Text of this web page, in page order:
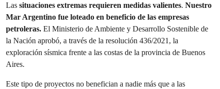
Las situaciones extremas requieren medidas valientes. Nuestro
Mar Argentino fue loteado en beneficio de las empresas
petroleras. El Ministerio de Ambiente y Desarrollo Sostenible de
la Nación aprobó, a través de la resolución 436/2021, la
exploración sísmica frente a las costas de la provincia de Buenos
Aires.
Este tipo de proyectos no benefician a nadie más que a las